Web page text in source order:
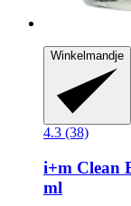
Winkelmandje
4.3 (38)
i+m Clean
ml